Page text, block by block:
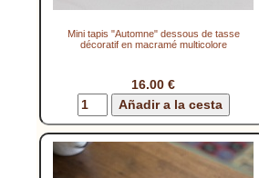
Mini tapis "Automne" dessous de tasse
décoratif en macramé multicolore
16.00 €